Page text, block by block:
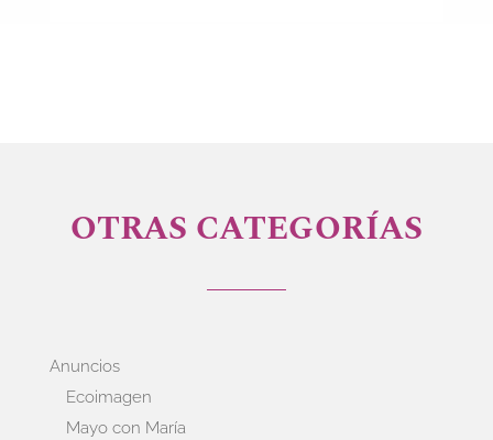
OTRAS CATEGORÍAS
Anuncios
Ecoimagen
Mayo con María